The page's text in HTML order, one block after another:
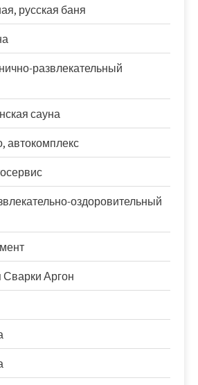
русская баня
развлекательный
сауна
автокомплекс
оздоровительный
Аргон